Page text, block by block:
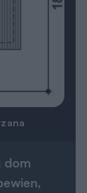
dom